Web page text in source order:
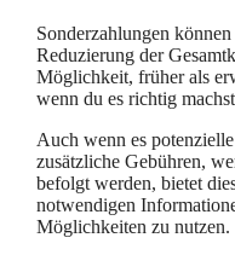
Sonderzahlungen
Reduzierung der
Möglichkeit, früher als
wenn du es richtig
Auch wenn es
zusätzliche Gebühren,
befolgt werden, bietet
notwendigen
Möglichkeiten zu nutzen.